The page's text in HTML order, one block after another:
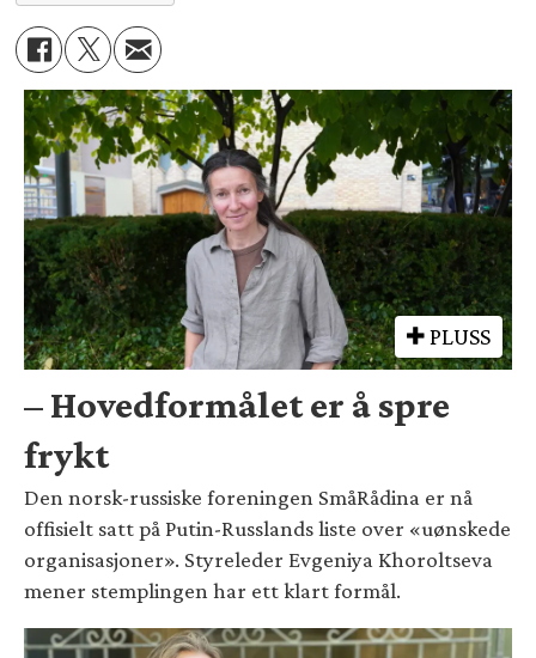
PLUSS
– Hovedformålet er å spre
frykt
Den norsk-russiske foreningen SmåRådina er nå
offisielt satt på Putin-Russlands liste over «uønskede
organisasjoner». Styreleder Evgeniya Khoroltseva
mener stemplingen har ett klart formål.